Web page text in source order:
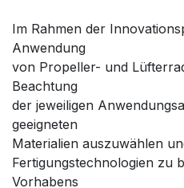
Im Rahmen der
Anwendung
von Propeller- und
Beachtung
der jeweiligen
geeigneten
Materialien auszuwählen
Fertigungstechnologien zu
Vorhabens